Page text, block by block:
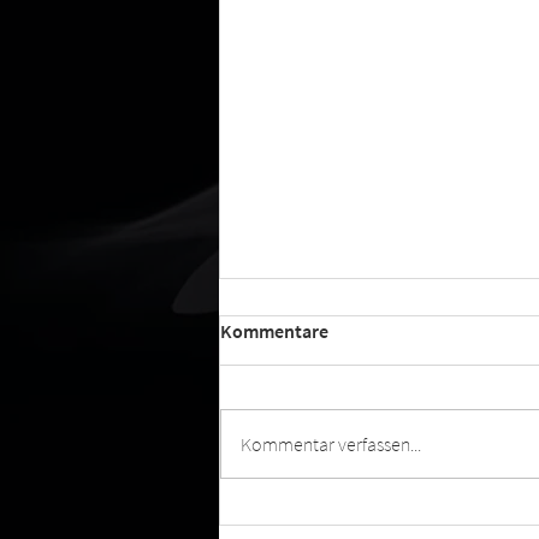
Kommentare
Kommentar verfassen...